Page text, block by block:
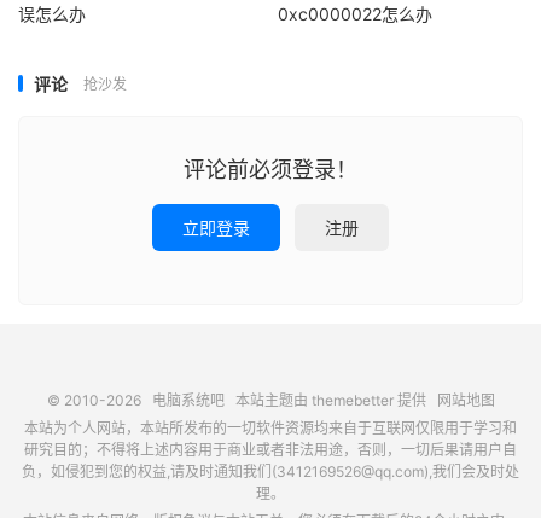
误怎么办
0xc0000022怎么办
评论 抢沙发
评论前必须登录！
立即登录 注册
© 2010-2026 电脑系统吧本站主题由 themebetter提供 网站地图
本站为个人网站，本站所发布的一切软件资源均来自于互联网仅限用于学习和
研究目的；不得将上述内容用于商业或者非法用途，否则，一切后果请用户自
负，如侵犯到您的权益,请及时通知我们(3412169526@qq.com),我们会及时处
理。